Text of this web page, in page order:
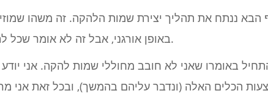
הבא ננתח את תהליך יצירת שמות הלהקה. זה משהו
באופן אורגני, אבל זה לא אומר שכל להקה טובה צריכה לשבת ולדון בסיבות שמאחורי שמם.
באומרו שאני לא חובב מחוללי שמות להקה. אני
הכלים האלה (ונדבר עליהם בהמשך), ובכל זאת אני